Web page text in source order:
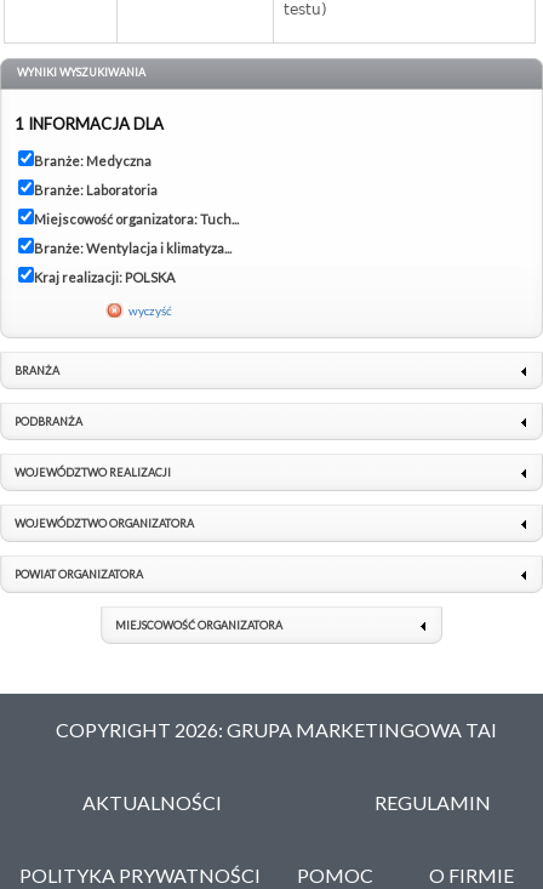
testu)
WYNIKI WYSZUKIWANIA
1 INFORMACJA DLA
Branże: Medyczna
Branże: Laboratoria
Miejscowość organizatora: Tuch...
Branże: Wentylacja i klimatyza...
Kraj realizacji: POLSKA
wyczyść
BRANŻA
PODBRANŻA
WOJEWÓDZTWO REALIZACJI
WOJEWÓDZTWO ORGANIZATORA
POWIAT ORGANIZATORA
MIEJSCOWOŚĆ ORGANIZATORA
COPYRIGHT 2026: GRUPA MARKETINGOWA TAI
AKTUALNOŚCI REGULAMIN
POLITYKA PRYWATNOŚCI POMOC O FIRMIE